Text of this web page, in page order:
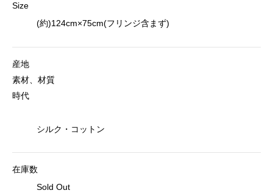
Size
(約)124cm×75cm(フリンジ含まず)
産地
素材、材質
時代
シルク・コットン
在庫数
Sold Out